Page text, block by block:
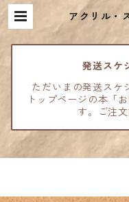
アクリル・
| 古代オリ
発送スケ
ただいまの発送スケ
トップページの本「
す。ご注